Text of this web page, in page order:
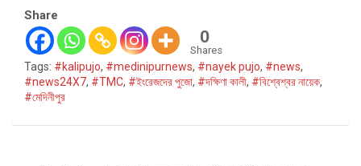
Share
0
Shares
Tags: #kalipujo, #medinipurnews, #nayek pujo, #news,
#news24X7, #TMC, #ইংরেজদের পুজো, #দক্ষিণা কালী, #বিশ্বেশ্বর নায়েক,
#মেদিনীপুর